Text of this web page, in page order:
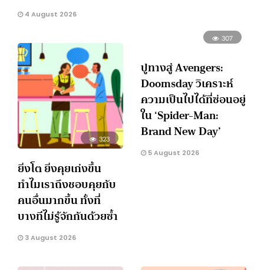
4 August 2026
323
ยิ่งโต ยิ่งคุยเก่งขึ้น
ทำไมเราถึงชอบคุยกับ
คนอื่นมากขึ้น ทั้งที่
บางทีไม่รู้จักกันด้วยซ้ำ
3 August 2026
307
ปูทางสู่ Avengers:
Doomsday วิเคราะห์
ความเป็นไปได้ที่ซ่อนอยู่
ใน ‘Spider-Man:
Brand New Day’
5 August 2026